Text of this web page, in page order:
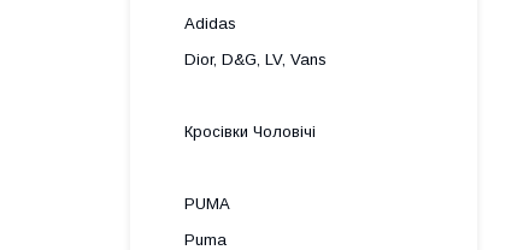
Adidas
Dior, D&G, LV, Vans
Кросівки Чоловічі
PUMA
Puma